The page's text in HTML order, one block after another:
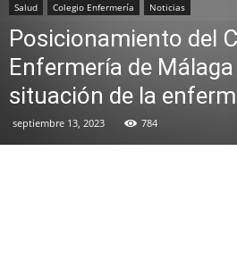
Salud Colegio Enfermería Noticias
Posicionamiento del
Enfermería de
situación de la
septiembre 13, 2023 784